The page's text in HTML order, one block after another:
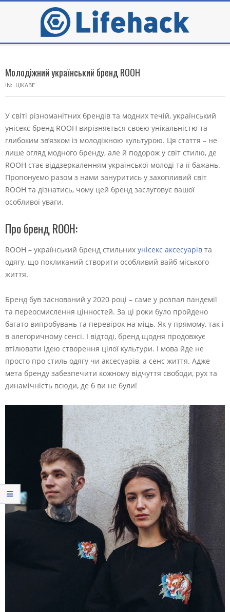
Menu
Молодіжний український бренд ROOH
IN: ЦІКАВЕ
У світі різноманітних брендів та модних течій, український
унісекс бренд ROOH вирізняється своєю унікальністю та
глибоким зв’язком із молодіжною культурою. Ця стаття – не
лише огляд модного бренду, але й подорож у світ стилю, де
ROOH стає віддзеркаленням української молоді та її бажань.
Пропонуємо разом з нами зануритись у захопливий світ
ROOH та дізнатись, чому цей бренд заслуговує вашої
особливої уваги.
Про бренд ROOH:
ROOH – український бренд стильних унісекс аксесуарів та
одягу, що покликаний створити особливий вайб міського
життя.
Бренд був заснований у 2020 році – саме у розпал пандемії
та переосмислення цінностей. За ці роки було пройдено
багато випробувань та перевірок на міць. Як у прямому, так і
в алегоричному сенсі. І відтоді, бренд щодня продовжує
втілювати ідею створення цілої культури. І мова йде не
просто про стиль одягу чи аксесуарів, а сенс життя. Адже
мета бренду забезпечити кожному відчуття свободи, рух та
динамічність всюди, де б ви не були!